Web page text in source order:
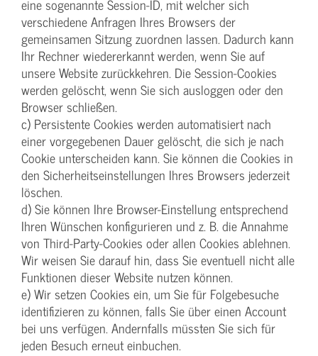
eine sogenannte Session-ID, mit welcher sich
verschiedene Anfragen Ihres Browsers der
gemeinsamen Sitzung zuordnen lassen. Dadurch kann
Ihr Rechner wiedererkannt werden, wenn Sie auf
unsere Website zurückkehren. Die Session-Cookies
werden gelöscht, wenn Sie sich ausloggen oder den
Browser schließen.
c) Persistente Cookies werden automatisiert nach
einer vorgegebenen Dauer gelöscht, die sich je nach
Cookie unterscheiden kann. Sie können die Cookies in
den Sicherheitseinstellungen Ihres Browsers jederzeit
löschen.
d) Sie können Ihre Browser-Einstellung entsprechend
Ihren Wünschen konfigurieren und z. B. die Annahme
von Third-Party-Cookies oder allen Cookies ablehnen.
Wir weisen Sie darauf hin, dass Sie eventuell nicht alle
Funktionen dieser Website nutzen können.
e) Wir setzen Cookies ein, um Sie für Folgebesuche
identifizieren zu können, falls Sie über einen Account
bei uns verfügen. Andernfalls müssten Sie sich für
jeden Besuch erneut einbuchen.